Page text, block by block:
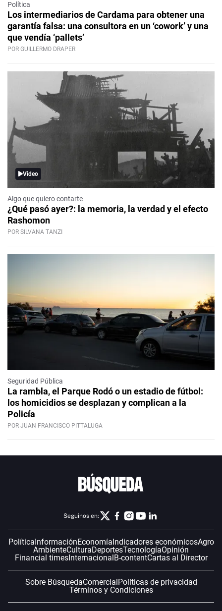
Política
Los intermediarios de Cardama para obtener una
garantía falsa: una consultora en un ‘cowork’ y una
que vendía ‘pallets’
POR GUILLERMO DRAPER
Video
Algo que quiero contarte
¿Qué pasó ayer?: la memoria, la verdad y el efecto
Rashomon
POR SILVANA TANZI
Seguridad Pública
La rambla, el Parque Rodó o un estadio de fútbol:
los homicidios se desplazan y complican a la
Policía
POR JUAN FRANCISCO PITTALUGA
Seguinos en:
Política InformaciónEconomía Indicadores económicosAgro
AmbienteCulturaDeportesTecnologíaOpinión
Financial timesInternacional B-contentCartas al Director
Sobre BúsquedaComercial Políticas de privacidad
Términos y Condiciones